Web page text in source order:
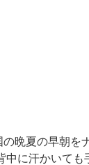
晩夏の早朝を
中に汗かいても